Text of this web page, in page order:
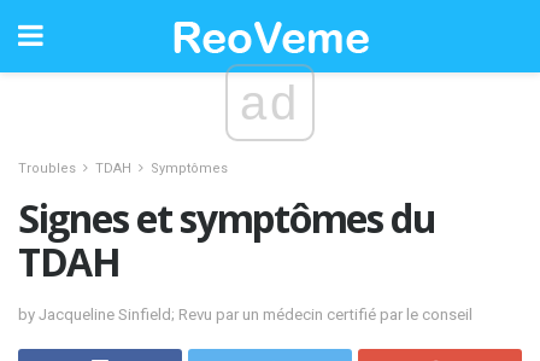
ad
Troubles TDAH Symptômes
Signes et symptômes du
TDAH
by Jacqueline Sinfield; Revu par un médecin certifié par le conseil